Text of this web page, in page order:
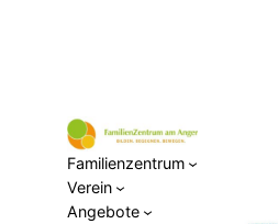
Familienzentrum
Verein
Angebote